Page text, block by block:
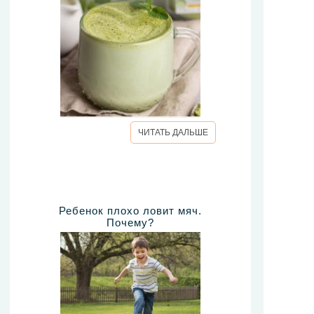
ЧИТАТЬ ДАЛЬШЕ
Ребенок плохо ловит мяч.
Почему?